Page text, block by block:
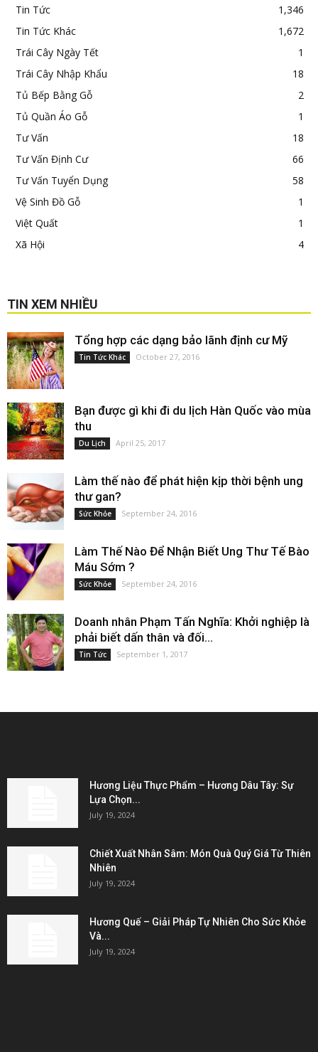
Tin Tức
1,346
Tin Tức Khác
1,672
Trái Cây Ngày Tết
1
Trái Cây Nhập Khẩu
18
Tủ Bếp Bằng Gỗ
2
Tủ Quần Áo Gỗ
1
Tư Vấn
18
Tư Vấn Định Cư
66
Tư Vấn Tuyển Dụng
58
Vệ Sinh Đồ Gỗ
1
Việt Quất
1
Xã Hội
4
TIN XEM NHIỀU
Tổng hợp các dạng bảo lãnh định cư Mỹ
Tin Tức Khác October 27, 2016
Bạn được gì khi đi du lịch Hàn Quốc vào mùa
thu
Du Lịch April 25, 2017
Làm thế nào để phát hiện kịp thời bệnh ung
thư gan?
Sức Khỏe September 24, 2016
Làm Thế Nào Để Nhận Biết Ung Thư Tế Bào
Máu Sớm ?
Sức Khỏe September 24, 2016
Doanh nhân Phạm Tấn Nghĩa: Khởi nghiệp là
phải biết dấn thân và đối...
Tin Tức September 1, 2017
Hương Liệu Thực Phẩm – Hương Dâu Tây: Sự
Lựa Chọn...
July 19, 2024
Chiết Xuất Nhân Sâm: Món Quà Quý Giá Từ Thiên
Nhiên
July 19, 2024
Hương Quế – Giải Pháp Tự Nhiên Cho Sức Khỏe
Và...
July 19, 2024